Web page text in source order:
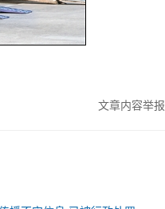
文章内容举报